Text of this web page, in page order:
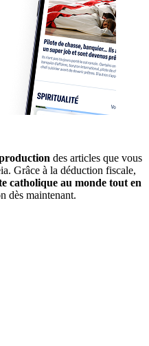
des articles que vous
Grâce à la déduction fiscale,
catholique au monde tout en
dès maintenant.